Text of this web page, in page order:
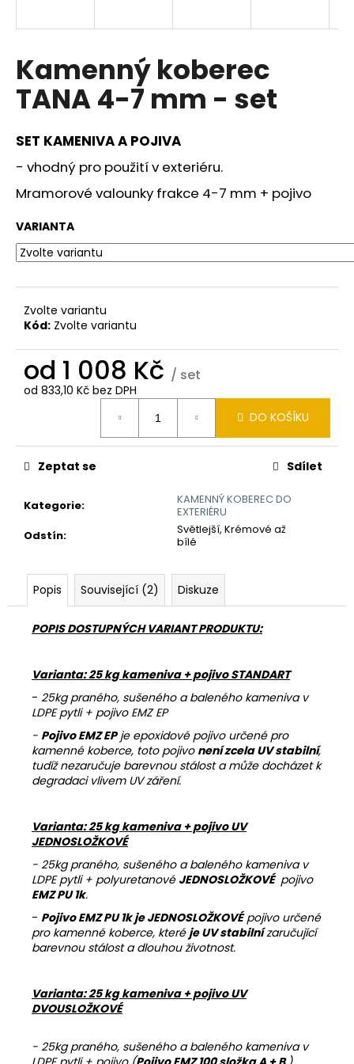
Kamenný koberec
TANA 4-7 mm - set
SET KAMENIVA A POJIVA
- vhodný pro použití v exteriéru.
Mramorové valounky frakce 4-7 mm + pojivo
VARIANTA
Zvolte variantu
Kód: Zvolte variantu
od 1 008 Kč / set
od 833,10 Kč bez DPH
DO KOŠÍKU
Kategorie:
KAMENNÝ KOBEREC DO
EXTERIÉRU
Odstín:
Světlejší, Krémové až
bílé
Zeptat se Sdílet
Popis Související (2) Diskuze
POPIS DOSTUPNÝCH VARIANT PRODUKTU:
Varianta: 25 kg kameniva + pojivo STANDART
- 25kg praného, sušeného a baleného kameniva v
LDPE pytli + pojivo EMZ EP
- Pojivo EMZ EPje epoxidové pojivo určené pro
kamenné koberce, toto pojivo není zcela UV stabilní,
tudíž nezaručuje barevnou stálost a může docházet k
degradaci vlivem UV záření.
Varianta: 25 kg kameniva + pojivo UV
JEDNOSLOŽKOVÉ
- 25kg praného, sušeného a baleného kameniva v
LDPE pytli + polyuretanové JEDNOSLOŽKOVÉ pojivo
EMZ PU 1k.
- Pojivo EMZ PU 1k je JEDNOSLOŽKOVÉpojivo určené
pro kamenné koberce, které je UV stabilnízaručující
barevnou stálost a dlouhou životnost.
Varianta: 25 kg kameniva + pojivo UV
DVOUSLOŽKOVÉ
- 25kg praného, sušeného a baleného kameniva v
í
t
?
D
p
o
č
u
e
KOBEREC
2-
SET
686